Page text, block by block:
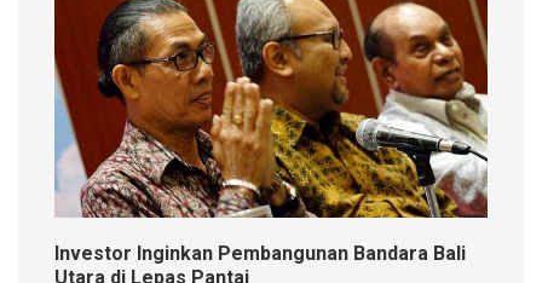
Investor Inginkan Pembangunan Bandara Bali
Utara di Lepas Pantai